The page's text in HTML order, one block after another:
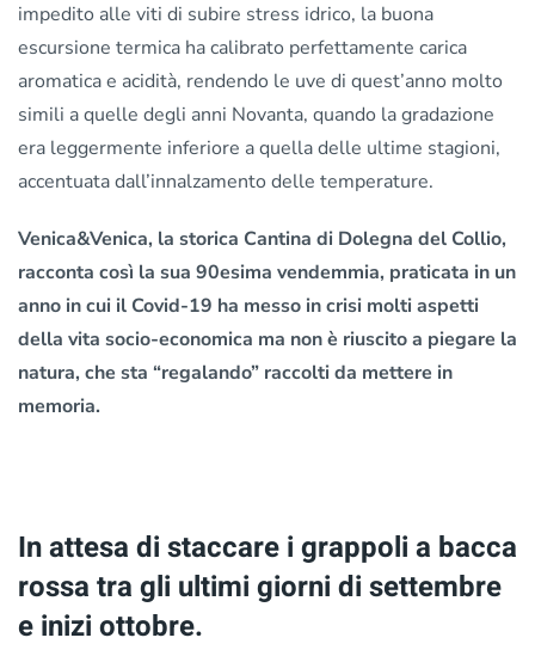
impedito alle viti di subire stress idrico, la buona
escursione termica ha calibrato perfettamente carica
aromatica e acidità, rendendo le uve di quest’anno molto
simili a quelle degli anni Novanta, quando la gradazione
era leggermente inferiore a quella delle ultime stagioni,
accentuata dall’innalzamento delle temperature.
Venica&Venica, la storica Cantina di Dolegna del Collio,
racconta così la sua 90esima vendemmia, praticata in un
anno in cui il Covid-19 ha messo in crisi molti aspetti
della vita socio-economica ma non è riuscito a piegare la
natura, che sta “regalando” raccolti da mettere in
memoria.
In attesa di staccare i grappoli a bacca
rossa tra gli ultimi giorni di settembre
e inizi ottobre.